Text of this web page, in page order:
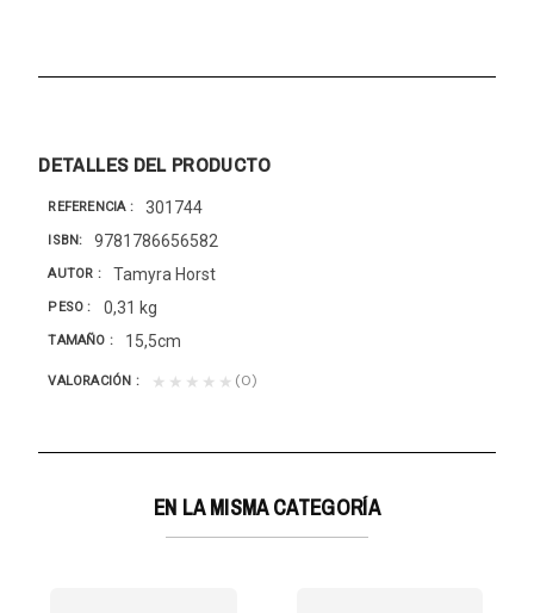
DETALLES DEL PRODUCTO
REFERENCIA 301744
ISBN 9781786656582
AUTOR Tamyra Horst
PESO 0,31 kg
TAMAÑO 15,5cm
VALORACIÓN ★★★★★ (0)
EN LA MISMA CATEGORÍA